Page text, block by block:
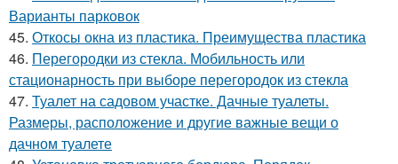
Варианты парковок
45. Откосы окна из пластика. Преимущества пластика
46. Перегородки из стекла. Мобильность или
стационарность при выборе перегородок из стекла
47. Туалет на садовом участке. Дачные туалеты.
Размеры, расположение и другие важные вещи о
дачном туалете